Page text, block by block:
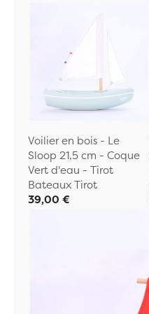
Voilier en bois - Le
Sloop 21,5 cm - Coque
Vert d'eau - Tirot
Bateaux Tirot
39,00 €